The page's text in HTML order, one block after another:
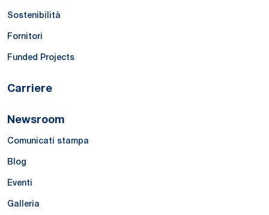
Sostenibilità
Fornitori
Funded Projects
Carriere
Newsroom
Comunicati stampa
Blog
Eventi
Galleria